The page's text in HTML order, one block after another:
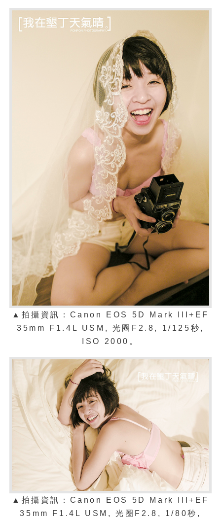
▲拍攝資訊：Canon EOS 5D Mark III+EF
35mm F1.4L USM, 光圈F2.8, 1/125秒,
ISO 2000。
▲拍攝資訊：Canon EOS 5D Mark III+EF
35mm F1.4L USM, 光圈F2.8, 1/80秒,